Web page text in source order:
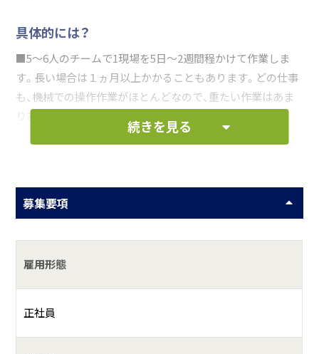
具体的には？
■5～6人のチームで1現場を5日～2週間程かけて作業しま
す。長い場合は１ヵ月以上かかることもあります。どの仕事
も、機械での操作作業がほとんどなので、重たい作業はあま
りありません。
■最初は補助員として簡単な作業からスタートしていただ
えてくれます。
お任せします。ヤリガイと共に収入もどんどんアップしま
す！！
続きを見る
募集要項
雇用形態
正社員